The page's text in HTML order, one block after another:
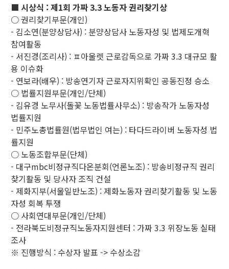
■ 시상식 : 제1회 가짜 3.3 노동자 권리찾기상
○ 권리찾기부문(개인)
- 김소연(분양상담사) : 분양상담사 노동자성 및 법제도개혁
참여활동
- 서진경(조리사) : ㅍ아울렛 근로감독으로 가짜 3.3 대규모 활
용 이슈화
- 연보라(배우) : 방송연기자 근로자지위확인 공동진정 승소
○ 법률지원부문(개인/단체)
- 김유경 노무사(돌꽃 노동법률사무소) : 방송작가 노동자성
법률지원
- 민주노총법률원(법무법인 여는) : 타다드라이버 노동자성 법
률지원
○ 노동조합부문(단체)
- 대구mbc비정규직다온분회(언론노조) : 방송비정규직 권리
찾기활동 및 당사자 조직 건설
- 제화지부(서울일반노조) : 제화노동자 권리찾기활동 및 노동
자성 회복 투쟁
○ 사회연대부문(개인/단체)
- 전라북도비정규직노동자지원센터 : 가짜 3.3 위장노동 실태
조사
※ 진행방식 : 수상자 발표 -> 수상소감